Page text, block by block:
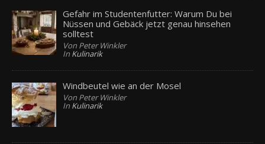
Gefahr im Studentenfutter: Warum Du bei
Nüssen und Gebäck jetzt genau hinsehen
solltest
Von Peter Winkler
In Kulinarik
Windbeutel wie an der Mosel
Von Peter Winkler
In Kulinarik